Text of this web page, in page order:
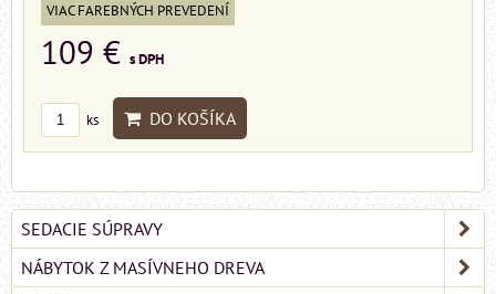
VIAC FAREBNÝCH PREVEDENÍ
109 € s DPH
ks DO KOŠÍKA
SEDACIE SÚPRAVY
NÁBYTOK Z MASÍVNEHO DREVA